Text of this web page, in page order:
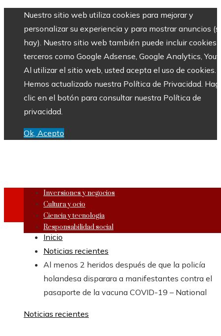
Nuestro sitio web utiliza cookies para mejorar y
personalizar su experiencia y para mostrar anuncios
hay). Nuestro sitio web también puede incluir cookies
terceros como Google Adsense, Google Analytics,
Al utilizar el sitio web, usted acepta el uso de cookies.
Hemos actualizado nuestra Política de Privacidad.
clic en el botón para consultar nuestra Política de
privacidad.
Ok, Acepto
Inversiones y negocios
Cultura y ocio
Ciencia y tecnología
Responsabilidad social
Inicio
Noticias recientes
Al menos 2 heridos después de que la policía
holandesa disparara a manifestantes contra el
pasaporte de la vacuna COVID-19 – National
Noticias recientes